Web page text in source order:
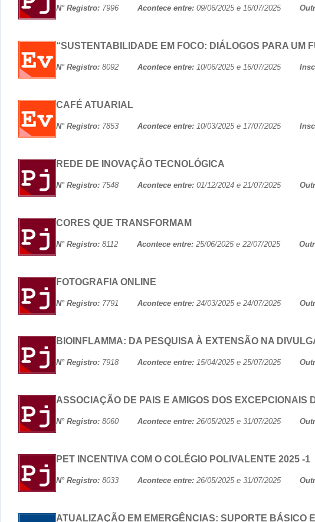
N° Registro: 7996 Acontece entre: 09/06/2025 e 16/07/2025
“SUSTENTABILIDADE EM FOCO: DIÁLOGOS PARA UM
N° Registro: 8092 Acontece entre: 10/06/2025 e 16/07/2025
CAFÉ ATUARIAL
N° Registro: 7853 Acontece entre: 10/03/2025 e 17/07/2025
REDE DE INOVAÇÃO TECNOLÓGICA
N° Registro: 7548 Acontece entre: 01/12/2024 e 21/07/2025
CORES QUE TRANSFORMAM
N° Registro: 8112 Acontece entre: 25/06/2025 e 22/07/2025
FOTOGRAFIA ONLINE
N° Registro: 7791 Acontece entre: 24/03/2025 e 24/07/2025
BIOINFLAMMA: DA PESQUISA À EXTENSÃO NA
N° Registro: 7918 Acontece entre: 15/04/2025 e 25/07/2025
ASSOCIAÇÃO DE PAIS E AMIGOS DOS
N° Registro: 8060 Acontece entre: 26/05/2025 e 31/07/2025
PET INCENTIVA COM O COLÉGIO POLIVALENTE 2025 -1
N° Registro: 8033 Acontece entre: 26/05/2025 e 31/07/2025
ATUALIZAÇÃO EM EMERGÊNCIAS: SUPORTE BÁSICO